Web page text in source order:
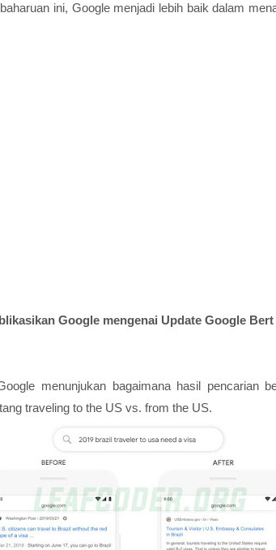
ini, Google menjadi lebih baik dalam
Google mengenai Update Google
menunjukan bagaimana hasil pencarian
traveling to the US vs. from the US.